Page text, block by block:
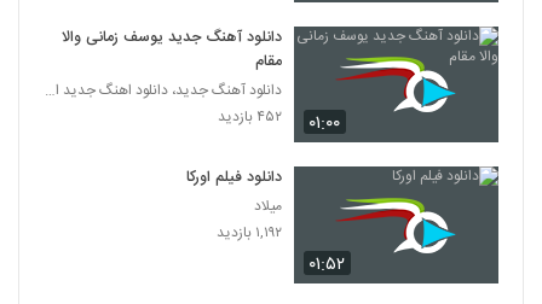
۰۱:۰۰
دانلود آهنگ جدید یوسف زمانی والا
مقام
دانلود آهنگ جدید، دانلود اهنگ جدید ایرانی
۴۵۲ بازدید
۰۱:۵۲
دانلود فیلم اورکا
میلاد
۱,۱۹۲ بازدید